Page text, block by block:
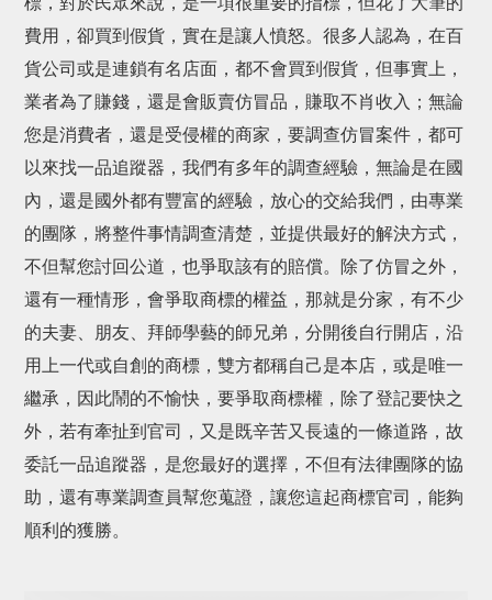
費用，卻買到假貨，實在是讓人憤怒。很多人認為，在百
貨公司或是連鎖有名店面，都不會買到假貨，但事實上，
業者為了賺錢，還是會販賣仿冒品，賺取不肖收入；無論
您是消費者，還是受侵權的商家，要調查仿冒案件，都可
以來找一品追蹤器，我們有多年的調查經驗，無論是在國
內，還是國外都有豐富的經驗，放心的交給我們，由專業
的團隊，將整件事情調查清楚，並提供最好的解決方式，
不但幫您討回公道，也爭取該有的賠償。除了仿冒之外，
還有一種情形，會爭取商標的權益，那就是分家，有不少
的夫妻、朋友、拜師學藝的師兄弟，分開後自行開店，沿
用上一代或自創的商標，雙方都稱自己是本店，或是唯一
繼承，因此鬧的不愉快，要爭取商標權，除了登記要快之
外，若有牽扯到官司，又是既辛苦又長遠的一條道路，故
委託一品追蹤器，是您最好的選擇，不但有法律團隊的協
助，還有專業調查員幫您蒐證，讓您這起商標官司，能夠
順利的獲勝。